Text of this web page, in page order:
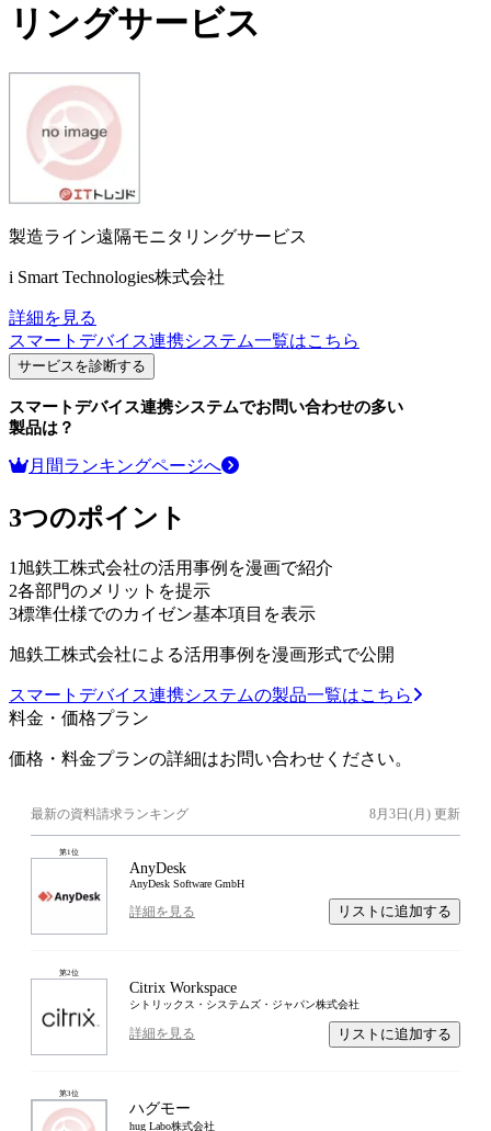
リングサービス
製造ライン遠隔モニタリングサービス
i Smart Technologies株式会社
詳細を見る
スマートデバイス連携システム一覧はこちら
サービスを診断する
スマートデバイス連携システムでお問い合わせの多い
製品は？
月間ランキングページへ
3つのポイント
1 旭鉄工株式会社の活用事例を漫画で紹介
2各部門のメリットを提示
3標準仕様でのカイゼン基本項目を表示
旭鉄工株式会社による活用事例を漫画形式で公開
スマートデバイス連携システムの製品一覧はこちら
料金・価格プラン
価格・料金プランの詳細はお問い合わせください。
最新の資料請求ランキング 8月3日(月) 更新
第1位
AnyDesk
AnyDesk Software GmbH
詳細を見る リストに追加する
第2位
Citrix Workspace
シトリックス・システムズ・ジャパン株式会社
詳細を見る リストに追加する
第3位
ハグモー
hug Labo株式会社